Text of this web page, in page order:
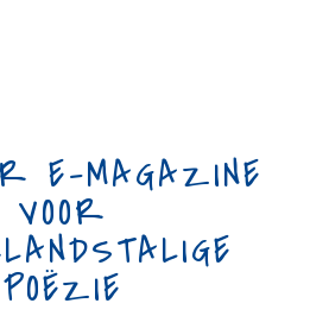
E-MAGAZINE
VOOR
POËZIE